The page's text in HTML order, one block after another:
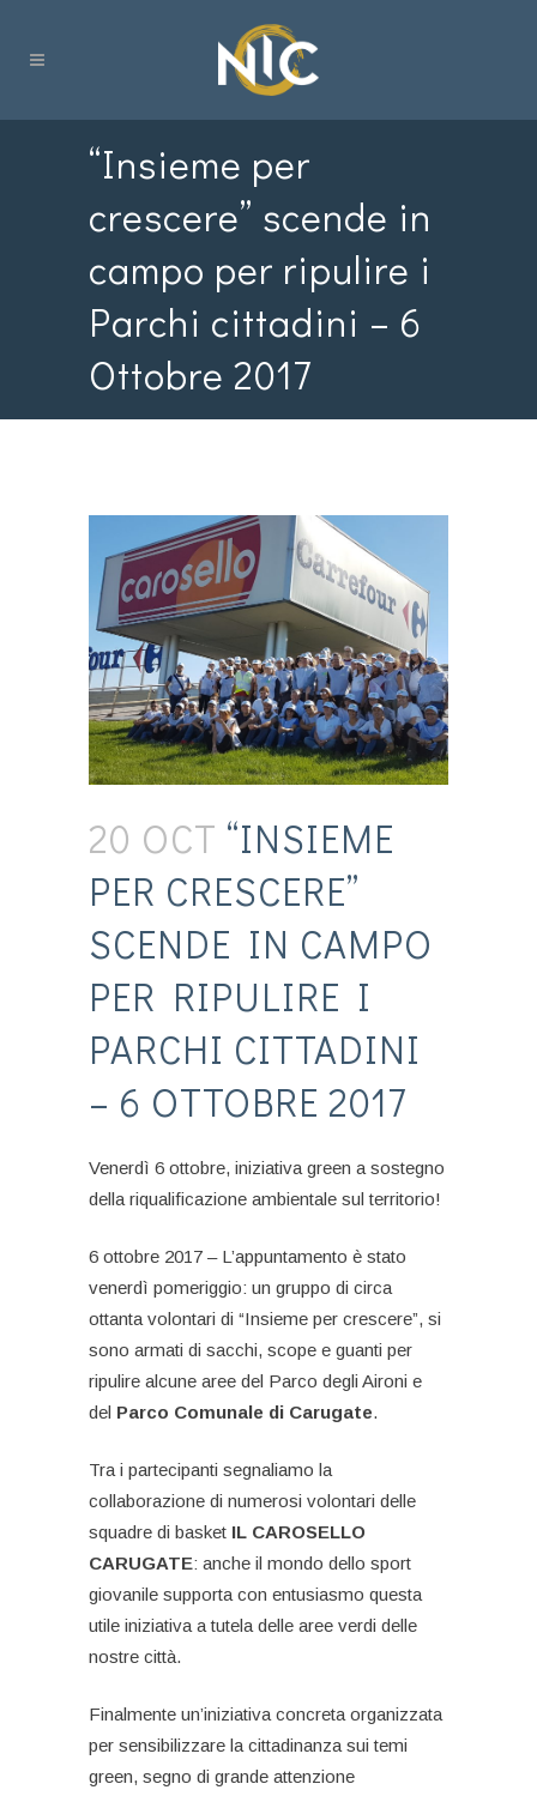
“Insieme per
crescere” scende in
campo per ripulire i
Parchi cittadini – 6
Ottobre 2017
20 OCT “INSIEME
PER CRESCERE”
SCENDE IN CAMPO
PER RIPULIRE I
PARCHI CITTADINI
– 6 OTTOBRE 2017
Venerdì 6 ottobre, iniziativa green a sostegno
della riqualificazione ambientale sul territorio!
6 ottobre 2017 – L’appuntamento è stato
venerdì pomeriggio: un gruppo di circa
ottanta volontari di “Insieme per crescere”, si
sono armati di sacchi, scope e guanti per
ripulire alcune aree del Parco degli Aironi e
del Parco Comunale di Carugate.
Tra i partecipanti segnaliamo la
collaborazione di numerosi volontari delle
squadre di basket IL CAROSELLO
CARUGATE: anche il mondo dello sport
giovanile supporta con entusiasmo questa
utile iniziativa a tutela delle aree verdi delle
nostre città.
Finalmente un’iniziativa concreta organizzata
per sensibilizzare la cittadinanza sui temi
green, segno di grande attenzione